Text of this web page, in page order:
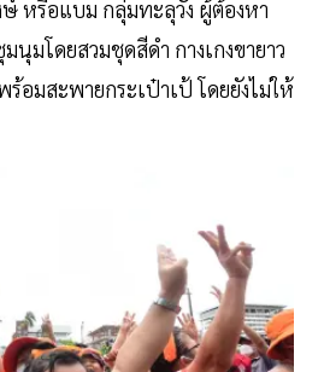
หรือแบม กลุ่มทะลุวัง ผู้ต้องหา
นุมโดยสวมชุดสีดำ กางเกงขายาว
อมสะพายกระเป๋าเป้ โดยยังไม่ให้